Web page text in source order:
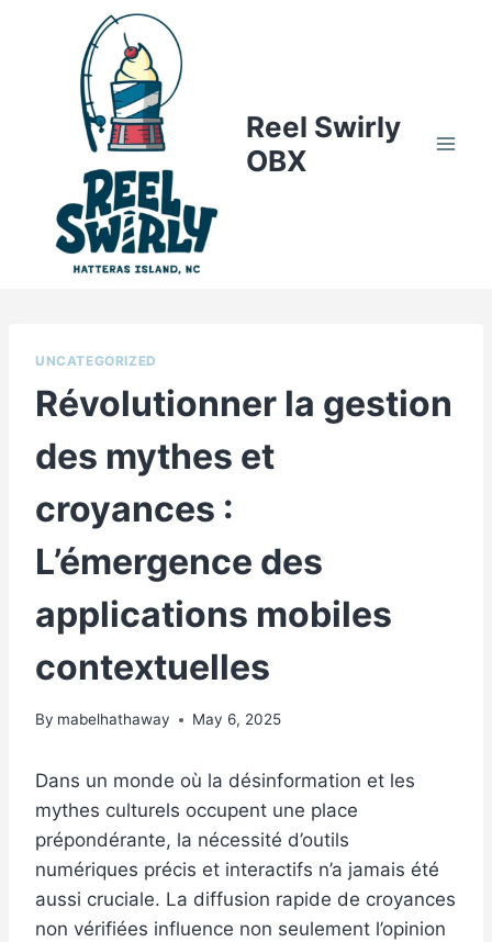
Reel Swirly
OBX
UNCATEGORIZED
Révolutionner la gestion
des mythes et
croyances :
L’émergence des
applications mobiles
contextuelles
By mabelhathaway May 6, 2025
Dans un monde où la désinformation et les
mythes culturels occupent une place
prépondérante, la nécessité d’outils
numériques précis et interactifs n’a jamais été
aussi cruciale. La diffusion rapide de croyances
non vérifiées influence non seulement l’opinion